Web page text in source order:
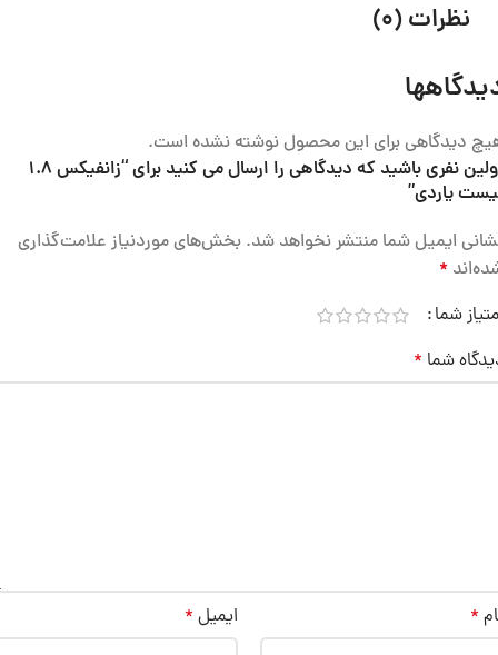
نظرات (0)
دیدگاهی برای این محصول نوشته نشده است.
اولین نفری باشید که دیدگاهی را ارسال می کنید برای “زانفیکس 1.8
یاردی”
ایمیل شما منتشر نخواهد شد. بخش‌های موردنیاز علامت‌گذاری
*
شما
شما *
* ایمیل *